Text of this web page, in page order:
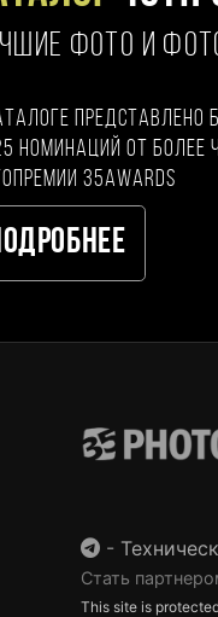
ФОТО И
представлено
номинаций от более
35AWARDS
-
Стать
This site is